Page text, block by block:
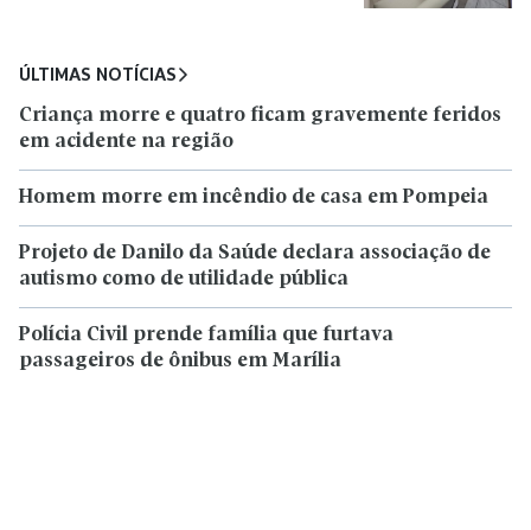
ÚLTIMAS NOTÍCIAS
Criança morre e quatro ficam gravemente feridos
em acidente na região
Homem morre em incêndio de casa em Pompeia
Projeto de Danilo da Saúde declara associação de
autismo como de utilidade pública
Polícia Civil prende família que furtava
passageiros de ônibus em Marília